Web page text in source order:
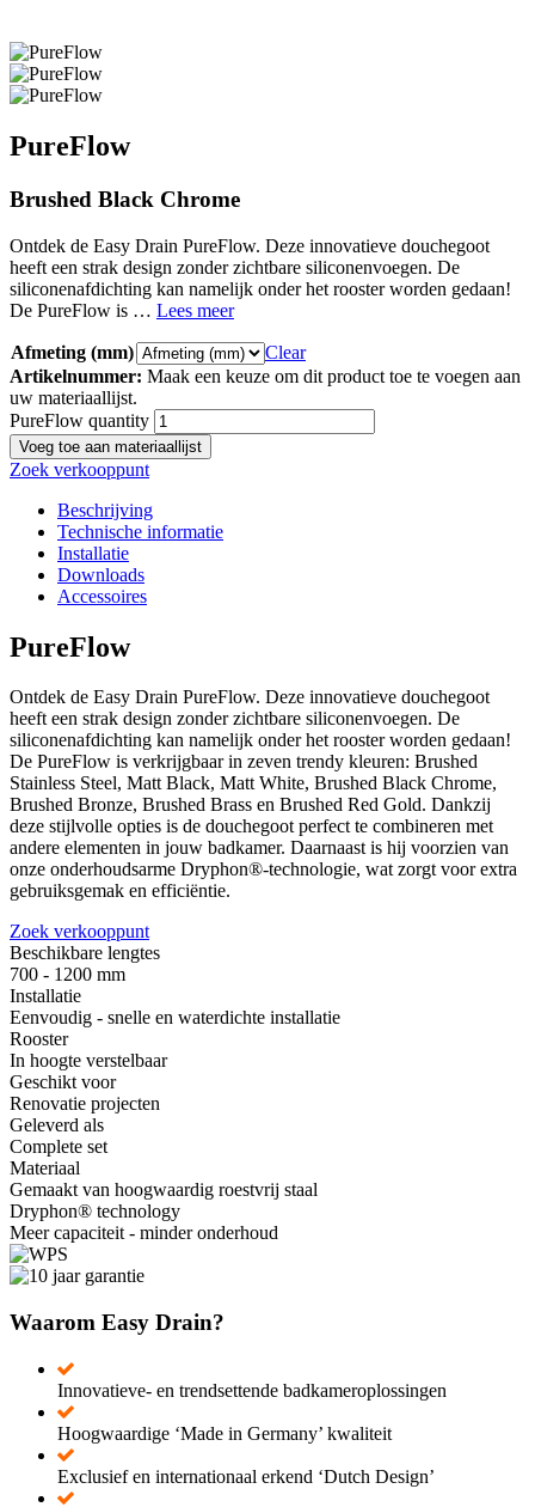
PureFlow
Brushed Black Chrome
Ontdek de Easy Drain PureFlow. Deze innovatieve douchegoot
heeft een strak design zonder zichtbare siliconenvoegen. De
siliconenafdichting kan namelijk onder het rooster worden gedaan!
De PureFlow is … Lees meer
Afmeting (mm)
Clear
Artikelnummer: Maak een keuze om dit product toe te voegen aan
uw materiaallijst.
PureFlow quantity
Voeg toe aan materiaallijst
Zoek verkooppunt
Beschrijving
Technische informatie
Installatie
Downloads
Accessoires
PureFlow
Ontdek de Easy Drain PureFlow. Deze innovatieve douchegoot
heeft een strak design zonder zichtbare siliconenvoegen. De
siliconenafdichting kan namelijk onder het rooster worden gedaan!
De PureFlow is verkrijgbaar in zeven trendy kleuren: Brushed
Stainless Steel, Matt Black, Matt White, Brushed Black Chrome,
Brushed Bronze, Brushed Brass en Brushed Red Gold. Dankzij
deze stijlvolle opties is de douchegoot perfect te combineren met
andere elementen in jouw badkamer. Daarnaast is hij voorzien van
onze onderhoudsarme Dryphon®-technologie, wat zorgt voor extra
gebruiksgemak en efficiëntie.
Zoek verkooppunt
Beschikbare lengtes
700 - 1200 mm
Installatie
Eenvoudig - snelle en waterdichte installatie
Rooster
In hoogte verstelbaar
Geschikt voor
Renovatie projecten
Geleverd als
Complete set
Materiaal
Gemaakt van hoogwaardig roestvrij staal
Dryphon® technology
Meer capaciteit - minder onderhoud
Waarom Easy Drain?
Innovatieve- en trendsettende badkameroplossingen
Hoogwaardige ‘Made in Germany’ kwaliteit
Exclusief en internationaal erkend ‘Dutch Design’